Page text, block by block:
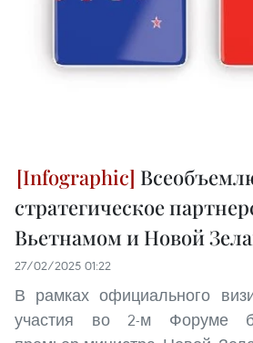
стратегическое
Вьетнамом и Новой
27/02/2025 01:22
В рамках официального
участия во 2-м Форуме